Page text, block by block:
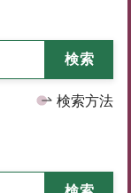
検索方法